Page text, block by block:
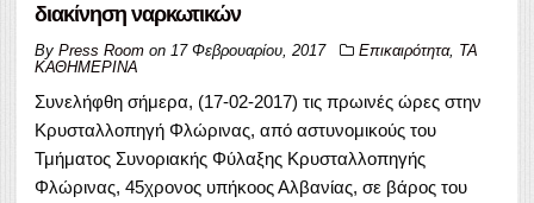
διακίνηση ναρκωτικών
By Press Room on 17 Φεβρουαρίου, 2017 Επικαιρότητα, ΤΑ
ΚΑΘΗΜΕΡΙΝΑ
Συνελήφθη σήμερα, (17-02-2017) τις πρωινές ώρες στην
Κρυσταλλοπηγή Φλώρινας, από αστυνομικούς του
Τμήματος Συνοριακής Φύλαξης Κρυσταλλοπηγής
Φλώρινας, 45χρονος υπήκοος Αλβανίας, σε βάρος του